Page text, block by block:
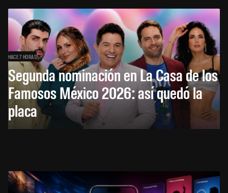
HACE 7 HORAS
Segunda nominación en La Casa de los
Famosos México 2026: así quedó la
placa